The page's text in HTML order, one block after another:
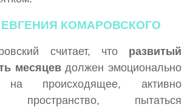
КОМАРОВСКОГО
считает, что развитый
месяцевдолжен эмоционально
на происходящее, активно
пространство, пытаться